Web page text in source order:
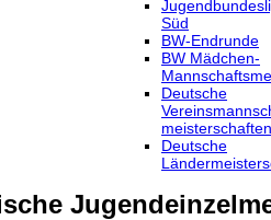
Süd
BW-Endrunde
BW Mädchen-
Deutsche
meisterschaften
Deutsche